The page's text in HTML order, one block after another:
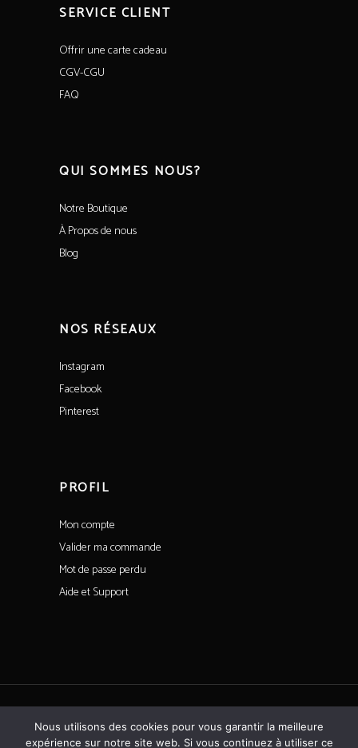
SERVICE CLIENT
Offrir une carte cadeau
CGV-CGU
FAQ
QUI SOMMES NOUS?
Notre Boutique
À Propos de nous
Blog
NOS RÉSEAUX
Instagram
Facebook
Pinterest
PROFIL
Mon compte
Valider ma commande
Mot de passe perdu
Aide et Support
Nous utilisons des cookies pour vous garantir la meilleure
expérience sur notre site web. Si vous continuez à utiliser ce